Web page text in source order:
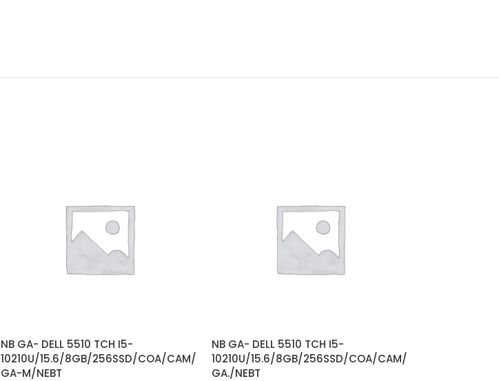
NB GA- DELL 5510 TCH I5-
10210U/15.6/8GB/256SSD/COA/CAM/
GA-M/NEBT
NB GA- DELL 5510 TCH I5-
10210U/15.6/8GB/256SSD/COA/CAM/
GA./NEBT